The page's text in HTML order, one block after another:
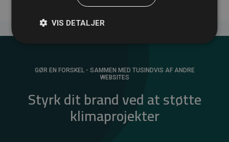
GØR EN FORSKEL - SAMMEN MED TUSINDVIS AF ANDRE
WEBSITES
Styrk dit brand ved at støtte
klimaprojekter
VIS DETALJER